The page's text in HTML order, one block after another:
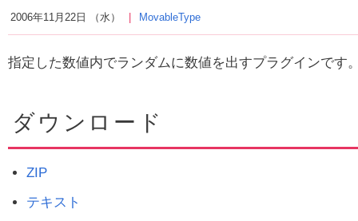
2006年11月22日 （水） MovableType
指定した数値内でランダムに数値を出すプラグインです
ダウンロード
ZIP
テキスト